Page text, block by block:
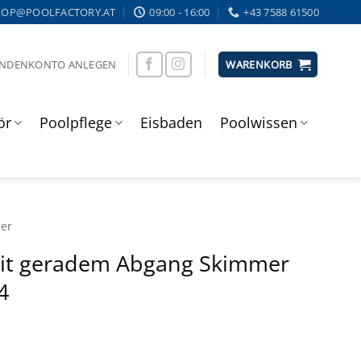
09:00 - 16:00 +43 7588 61500
ANLEGEN WARENKORB
Poolpflege Eisbaden Poolwissen
geradem Abgang Skimmer